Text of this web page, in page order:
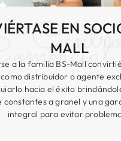
EN
MALL
a la familia BS-Mall
como distribuidor o agente
hacia el éxito
constantes a granel y una
integral para evitar